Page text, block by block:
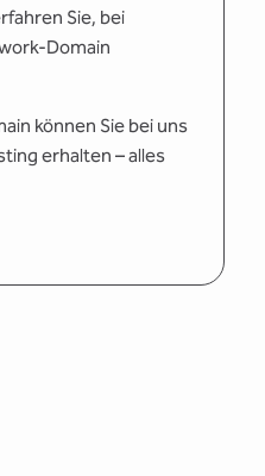
Sie, bei
Domain
können Sie bei uns
erhalten – alles